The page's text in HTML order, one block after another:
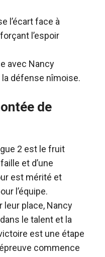
l’écart face à
l’espoir
avec Nancy
défense nîmoise.
de
2 est le fruit
et d’une
est mérité et
l’équipe.
leur place, Nancy
le talent et la
est une étape
commence